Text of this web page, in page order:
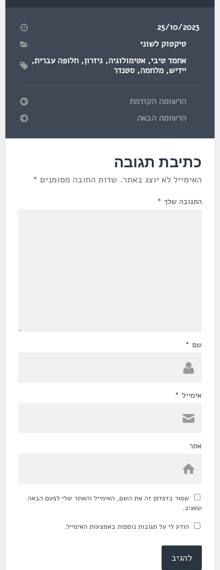
25/10/2023
טיקטוק לשוני
אחמד טיבי,אטימולוגיה,גיזרון,חלופה עברית,
יידיש,מלחמה,סטנדר
הרשומה הקודמת
הרשומה הבאה
כתיבת תגובה
האימייל לא יוצג באתר. שדות החובה מסומנים *
התגובה שלך *
שם *
אימייל *
אתר
שמור בדפדפן זה את השם, האימייל והאתר שלי לפעם הבאה
שאגיב.
הודע לי על תגובות נוספות באמצעות האימייל.